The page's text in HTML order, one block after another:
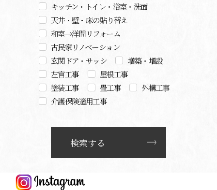
キッチン・トイレ・浴室・洗面
天井・壁・床の貼り替え
和室→洋間リフォーム
古民家リノベーション
玄関ドア・サッシ
増築・増設
左官工事
屋根工事
塗装工事
畳工事
外構工事
介護保険適用工事